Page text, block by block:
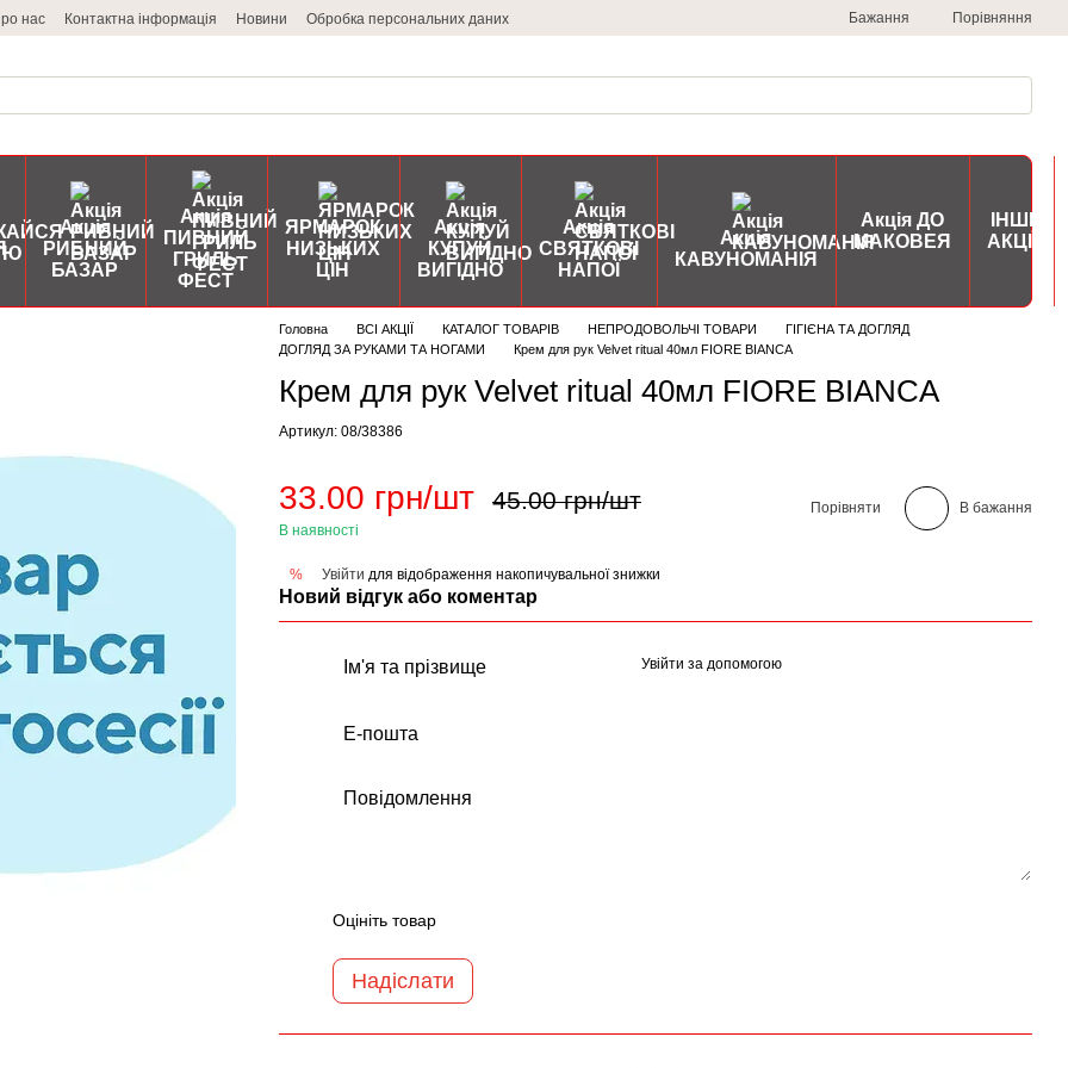
нас Контактна інформація Новини Обробка персональних даних Бажання Порівняння
Акція
РИБНИЙ
БАЗАР
Акція
ПИВНИЙ
ГРИЛЬ
ФЕСТ
ЯРМАРОК
НИЗЬКИХ
ЦІН
Акція
КУПУЙ
ВИГІДНО
Акція
СВЯТКОВІ
НАПОЇ
Акція
КАВУНОМАНІЯ
Акція ДО
МАКОВЕЯ
ІНШІ
АКЦІЇ
Головна ВСІ АКЦІЇ КАТАЛОГ ТОВАРІВ НЕПРОДОВОЛЬЧІ ТОВАРИ
ГІГІЄНА ТА ДОГЛЯД
ДОГЛЯД ЗА РУКАМИ ТА НОГАМИ
Крем для рук Velvet ritual 40мл FIORE BIANCA
Крем для рук Velvet ritual 40мл FIORE BIANCA
Артикул: 08/38386
33.00 грн/шт 45.00 грн/шт
В наявності
Порівняти В бажання
% Увійти для відображення накопичувальної знижки
Новий відгук або коментар
Увійти за допомогою
Оцініть товар
Надіслати